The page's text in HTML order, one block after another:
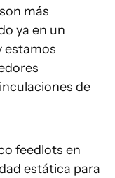
más
ya en un
estamos
de
feedlots en
estática para